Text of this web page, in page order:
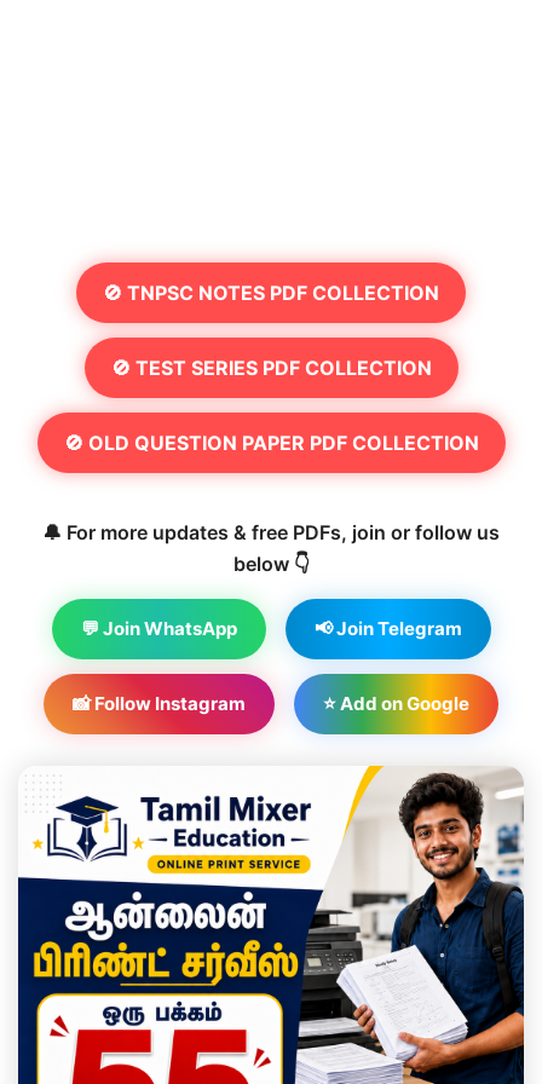
🚫 TNPSC NOTES PDF COLLECTION
🚫 TEST SERIES PDF COLLECTION
🚫 OLD QUESTION PAPER PDF COLLECTION
🔔 For more updates & free PDFs, join or follow us
below 👇
💬 Join WhatsApp 📢 Join Telegram
📸 Follow Instagram ⭐ Add on Google